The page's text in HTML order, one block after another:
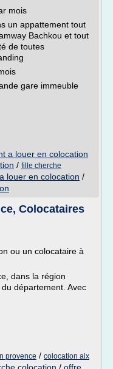
mois
un appattement tout
Bachkou et tout
de toutes
gare immeuble
a louer en colocation
/ fille cherche
louer en colocation /
Colocataires
ou un colocataire à
dans la région
département. Avec
provence / colocation aix